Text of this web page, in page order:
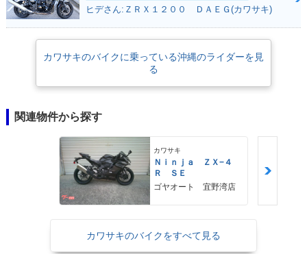
ヒデさん:ＺＲＸ１２００ ＤＡＥＧ(カワサキ)
カワサキのバイクに乗っている沖縄のライダーを見
る
関連物件から探す
カワサキ
Ｎｉｎｊａ ＺＸ−４
Ｒ ＳＥ
ゴヤオート 宜野湾店
カワサキのバイクをすべて見る